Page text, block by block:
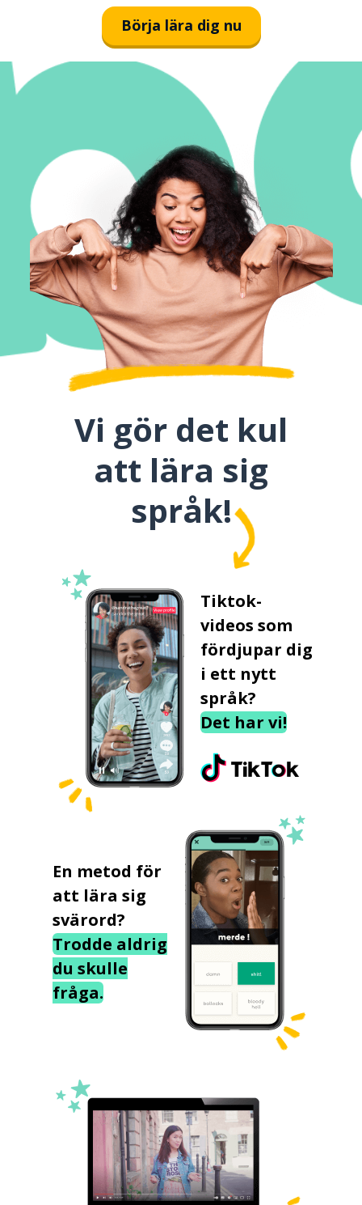
Börja lära dig nu
Vi gör det kul
att lära sig
språk!
Tiktok-
videos som
fördjupar dig
i ett nytt
språk?
Det har vi!
En metod för
att lära sig
svärord?
Trodde aldrig
du skulle
fråga.